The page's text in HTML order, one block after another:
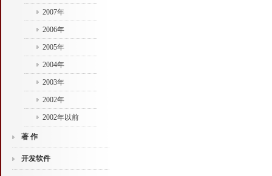
2007年
2006年
2005年
2004年
2003年
2002年
2002年以前
著 作
开发软件